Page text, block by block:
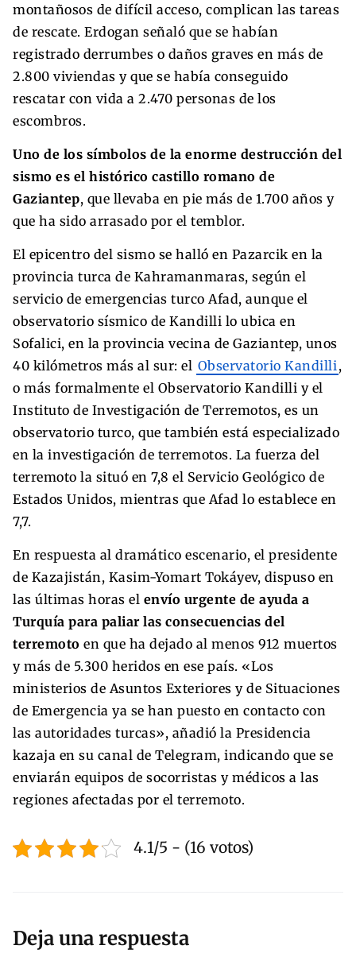
montañosos de difícil acceso, complican las tareas
de rescate. Erdogan señaló que se habían
registrado derrumbes o daños graves en más de
2.800 viviendas y que se había conseguido
rescatar con vida a 2.470 personas de los
escombros.
Uno de los símbolos de la enorme destrucción del
sismo es el histórico castillo romano de
Gaziantep, que llevaba en pie más de 1.700 años y
que ha sido arrasado por el temblor.
El epicentro del sismo se halló en Pazarcik en la
provincia turca de Kahramanmaras, según el
servicio de emergencias turco Afad, aunque el
observatorio sísmico de Kandilli lo ubica en
Sofalici, en la provincia vecina de Gaziantep, unos
40 kilómetros más al sur: el Observatorio Kandilli,
o más formalmente el Observatorio Kandilli y el
Instituto de Investigación de Terremotos, es un
observatorio turco, que también está especializado
en la investigación de terremotos. La fuerza del
terremoto la situó en 7,8 el Servicio Geológico de
Estados Unidos, mientras que Afad lo establece en
7,7.
En respuesta al dramático escenario, el presidente
de Kazajistán, Kasim-Yomart Tokáyev, dispuso en
las últimas horas el envío urgente de ayuda a
Turquía para paliar las consecuencias del
terremoto en que ha dejado al menos 912 muertos
y más de 5.300 heridos en ese país. «Los
ministerios de Asuntos Exteriores y de Situaciones
de Emergencia ya se han puesto en contacto con
las autoridades turcas», añadió la Presidencia
kazaja en su canal de Telegram, indicando que se
enviarán equipos de socorristas y médicos a las
regiones afectadas por el terremoto.
4.1/5 - (16 votos)
Deja una respuesta